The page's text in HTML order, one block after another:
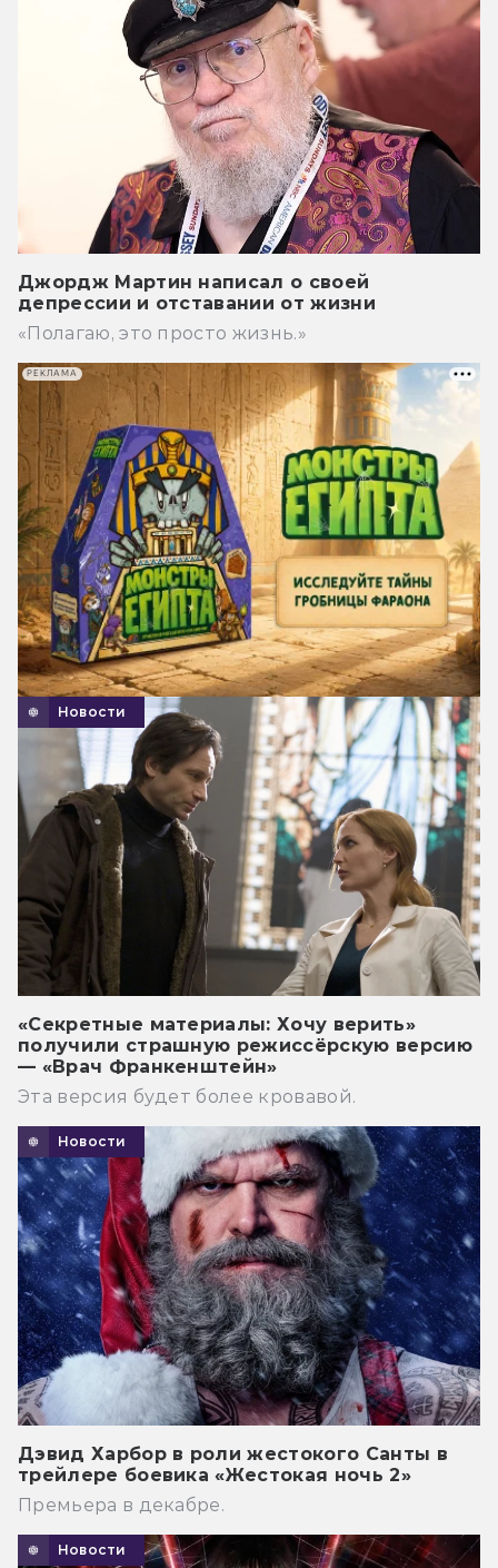
Джордж Мартин написал о своей
депрессии и отставании от жизни
«Полагаю, это просто жизнь.»
Новости
«Секретные материалы: Хочу верить»
получили страшную режиссёрскую версию
— «Врач Франкенштейн»
Эта версия будет более кровавой.
Новости
Дэвид Харбор в роли жестокого Санты в
трейлере боевика «Жестокая ночь 2»
Премьера в декабре.
Новости
РЕКЛАМА